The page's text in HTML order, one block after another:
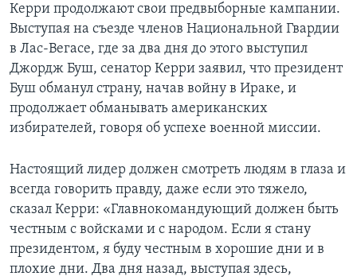
поискДИСКУССИЯ VOA
ДЕТАЛИ
НЬЮ-ЙОРК NEW YORK
АМЕРИКА. БОЛЬШОЕ ПУТЕШЕСТВИЕ
АРТЕФАКТЫ
АМЕРИКАНСКИЕ ГОРОДКИ
ТЕСТЫ
ЗА СВОБОДУ ПРЕССЫ
УЧИМ АНГЛИЙСКИЙ
ВИДЕО
ПОДПИСКА НА НОВОСТИ
СОЦИАЛЬНЫЕ СЕТИ
Языки
Керри продолжают свои предвыборные кампании.
Выступая на съезде членов Национальной Гвардии
в Лас-Вегасе, где за два дня до этого выступил
Джордж Буш, сенатор Керри заявил, что президент
Буш обманул страну, начав войну в Ираке, и
продолжает обманывать американских
избирателей, говоря об успехе военной миссии.
Настоящий лидер должен смотреть людям в глаза и
всегда говорить правду, даже если это тяжело,
сказал Керри: «Главнокомандующий должен быть
честным с войсками и с народом. Если я стану
президентом, я буду честным в хорошие дни и в
плохие дни. Два дня назад, выступая здесь,